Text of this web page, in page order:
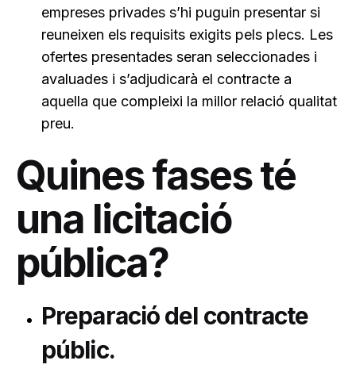
empreses privades s’hi puguin presentar si
reuneixen els requisits exigits pels plecs. Les
ofertes presentades seran seleccionades i
avaluades i s’adjudicarà el contracte a
aquella que compleixi la millor relació qualitat
preu.
Quines fases té
una licitació
pública?
Preparació del contracte
públic.